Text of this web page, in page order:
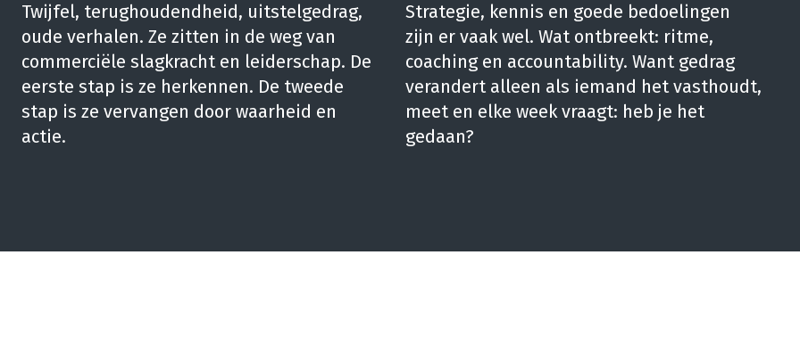
Twijfel, terughoudendheid, uitstelgedrag,
oude verhalen. Ze zitten in de weg van
commerciële slagkracht en leiderschap. De
eerste stap is ze herkennen. De tweede
stap is ze vervangen door waarheid en
actie.
Strategie, kennis en goede bedoelingen
zijn er vaak wel. Wat ontbreekt: ritme,
coaching en accountability. Want gedrag
verandert alleen als iemand het vasthoudt,
meet en elke week vraagt: heb je het
gedaan?